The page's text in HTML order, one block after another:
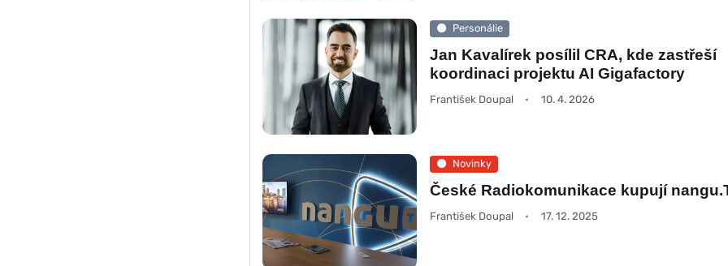
Personálie
Jan Kavalírek posílil CRA, kde zastřeší
koordinaci projektu AI Gigafactory
František Doupal 10. 4. 2026
Novinky
České Radiokomunikace kupují
František Doupal 17. 12. 2025